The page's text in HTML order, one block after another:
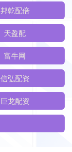
邦乾配倍
天盈配
富牛网
信弘配资
巨龙配资